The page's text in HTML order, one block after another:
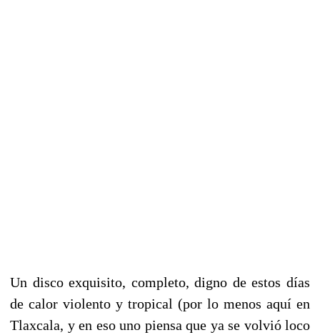
Un disco exquisito, completo, digno de estos días
de calor violento y tropical (por lo menos aquí en
Tlaxcala, y en eso uno piensa que ya se volvió loco